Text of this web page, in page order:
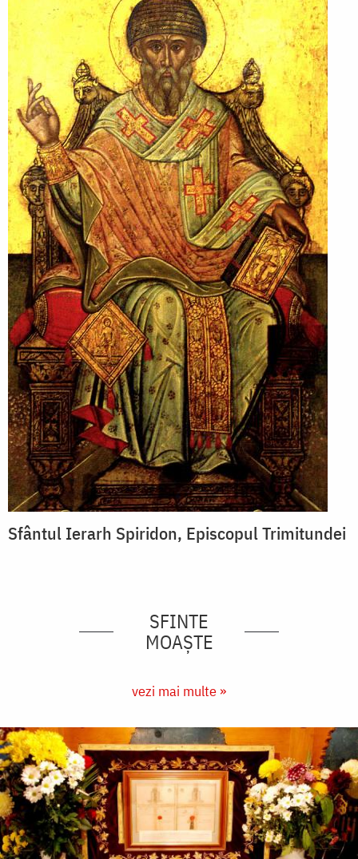
Sfântul Ierarh Spiridon, Episcopul Trimitundei
SFINTE
MOAȘTE
vezi mai multe »